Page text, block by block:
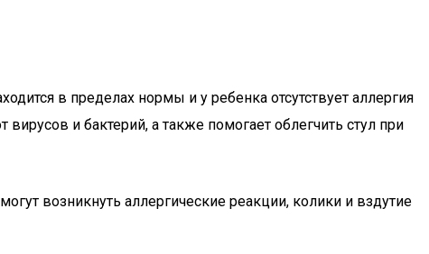
в пределах нормы и у ребенка отсутствует аллергия
и бактерий, а также помогает облегчить стул при
возникнуть аллергические реакции, колики и вздутие